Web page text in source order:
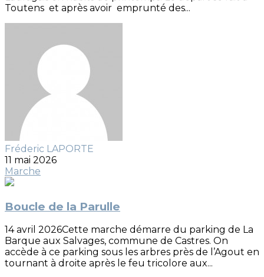
Toutens et après avoir emprunté des...
Fréderic LAPORTE
11 mai 2026
Marche
Boucle de la Parulle
14 avril 2026Cette marche démarre du parking de La
Barque aux Salvages, commune de Castres. On
accède à ce parking sous les arbres près de l’Agout en
tournant à droite après le feu tricolore aux...